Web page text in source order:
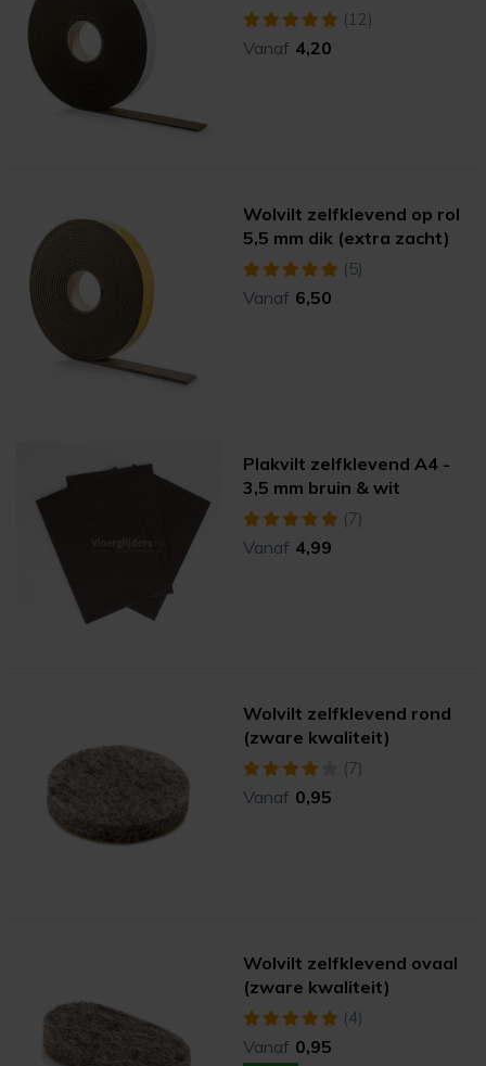
(12)
Vanaf 4,20
Wolvilt zelfklevend op rol
5,5 mm dik (extra zacht)
(5)
Vanaf 6,50
Plakvilt zelfklevend A4 -
3,5 mm bruin & wit
(7)
Vanaf 4,99
Wolvilt zelfklevend rond
(zware kwaliteit)
(7)
Vanaf 0,95
Wolvilt zelfklevend ovaal
(zware kwaliteit)
(4)
Vanaf 0,95